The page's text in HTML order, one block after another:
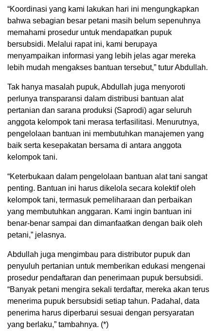
“Koordinasi yang kami lakukan hari ini mengungkapkan
bahwa sebagian besar petani masih belum sepenuhnya
memahami prosedur untuk mendapatkan pupuk
bersubsidi. Melalui rapat ini, kami berupaya
menyampaikan informasi yang lebih jelas agar mereka
lebih mudah mengakses bantuan tersebut,” tutur Abdullah.
Tak hanya masalah pupuk, Abdullah juga menyoroti
perlunya transparansi dalam distribusi bantuan alat
pertanian dan sarana produksi (Saprodi) agar seluruh
anggota kelompok tani merasa terfasilitasi. Menurutnya,
pengelolaan bantuan ini membutuhkan manajemen yang
baik serta kesepakatan bersama di antara anggota
kelompok tani.
“Keterbukaan dalam pengelolaan bantuan alat tani sangat
penting. Bantuan ini harus dikelola secara kolektif oleh
kelompok tani, termasuk pemeliharaan dan perbaikan
yang membutuhkan anggaran. Kami ingin bantuan ini
benar-benar sampai dan dimanfaatkan dengan baik oleh
petani,” jelasnya.
Abdullah juga mengimbau para distributor pupuk dan
penyuluh pertanian untuk memberikan edukasi mengenai
prosedur pendaftaran dan penerimaan pupuk bersubsidi.
“Banyak petani mengira sekali terdaftar, mereka akan terus
menerima pupuk bersubsidi setiap tahun. Padahal, data
penerima harus diperbarui sesuai dengan persyaratan
yang berlaku,” tambahnya. (*)